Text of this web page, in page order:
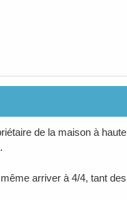
de la maison à
arriver à 4/4, tant